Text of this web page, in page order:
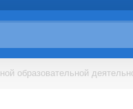
образовательной